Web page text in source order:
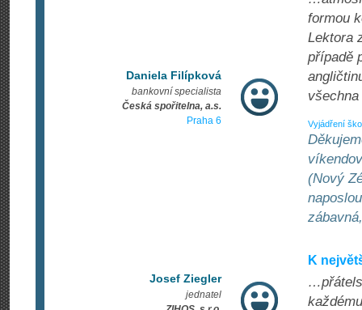
Daniela Filípková
bankovní specialista
Česká spořitelna, a.s.
Praha 6
formou
Lektora
případě
Vyjádření
(Nový
Josef Ziegler
jednatel
K